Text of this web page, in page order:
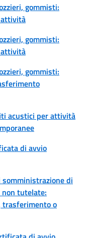
gommisti:
attività
gommisti:
attività
gommisti:
acustici per attività
di avvio
di
tutelate:
trasferimento o